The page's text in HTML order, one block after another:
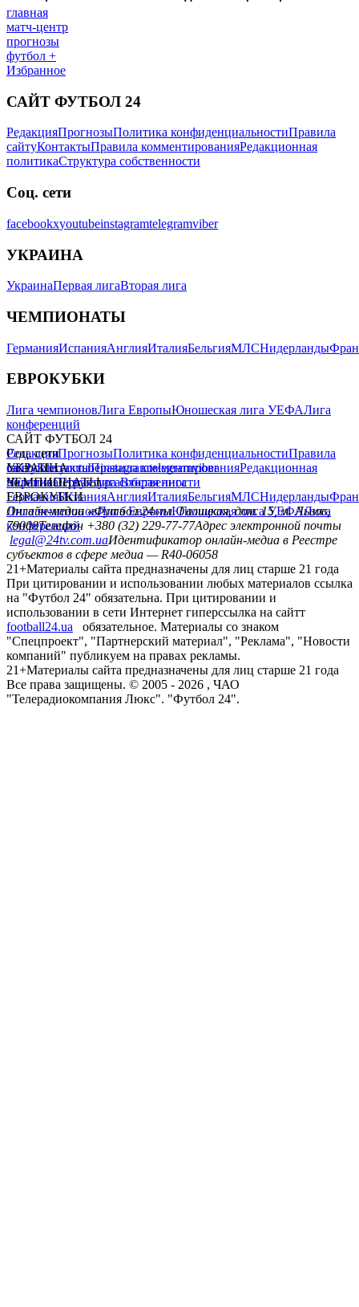
главная
матч-центр
прогнозы
футбол +
Избранное
САЙТ ФУТБОЛ 24
РедакцияПрогнозыПолитика конфиденциальностиПравила
сайтуКонтактыПравила комментированияРедакционная
политикаСтруктура собственности
Соц. сети
facebookxyoutubeinstagramtelegramviber
УКРАИНА
УкраинаПервая лигаВторая лига
ЧЕМПИОНАТЫ
ГерманияИспанияАнглияИталияБельгияМЛСНидерланды
ЕВРОКУБКИ
Лига чемпионовЛига ЕвропыЮношеская лига УЕФАЛига
конференций
САЙТ ФУТБОЛ 24
РедакцияПрогнозыПолитика конфиденциальностиПравила
сайтуКонтактыПравила комментированияРедакционная
политикаСтруктура собственности
Соц. сети
facebookxyoutubeinstagramtelegramviber
УКРАИНА
УкраинаПервая лигаВторая лига
ЧЕМПИОНАТЫ
ГерманияИспанияАнглияИталияБельгияМЛСНидерланды
ЕВРОКУБКИ
Лига чемпионовЛига ЕвропыЮношеская лига УЕФАЛига
конференций
Онлайн-медиа «Футбол 24»пл. Галицкая, дом. 15, м. Львов,
79008Телефон +380 (32) 229-77-77Адрес электронной почты
legal@24tv.com.uaИдентификатор онлайн-медиа в Реестре
субъектов в сфере медиа — R40-06058
21+Материалы сайта предназначены для лиц старше 21 года
При цитировании и использовании любых материалов ссылка
на "Футбол 24" обязательна. При цитировании и
использовании в сети Интернет гиперссылка на сайтт
football24.ua
обязательное. Материалы со знаком
"Спецпроект", "Партнерский материал", "Реклама", "Новости
компаний" публикуем на правах рекламы.
21+Материалы сайта предназначены для лиц старше 21 года
Все права защищены. © 2005 - 2026 , ЧАО
"Телерадиокомпания Люкс". "Футбол 24".